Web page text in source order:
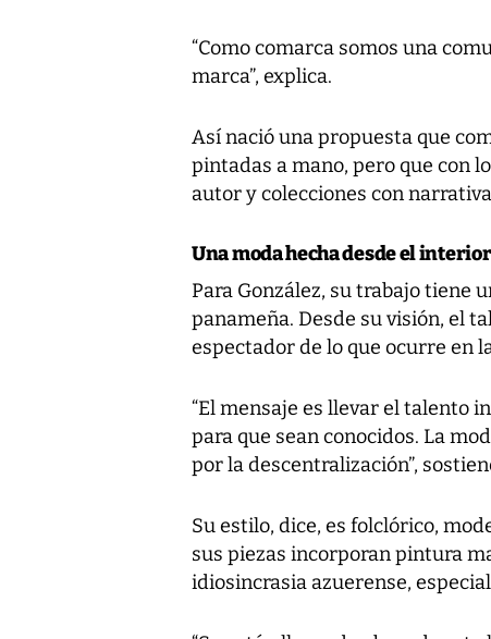
“Como comarca somos una
marca”, explica.
Así nació una propuesta que
pintadas a mano, pero que con
autor y colecciones con
Una moda hecha desde el interior
Para González, su trabajo tiene
panameña. Desde su visión, el
espectador de lo que ocurre en
“El mensaje es llevar el talento
para que sean conocidos. La
por la descentralización”,
Su estilo, dice, es folclórico,
sus piezas incorporan pintura
idiosincrasia azuerense,